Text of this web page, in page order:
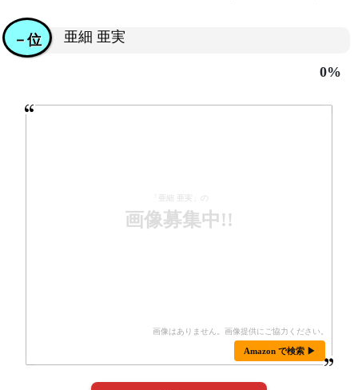
亜細 亜実
－位
0%
「亜細 亜実」の
画像募集中!!
Amazon で検索 ▶